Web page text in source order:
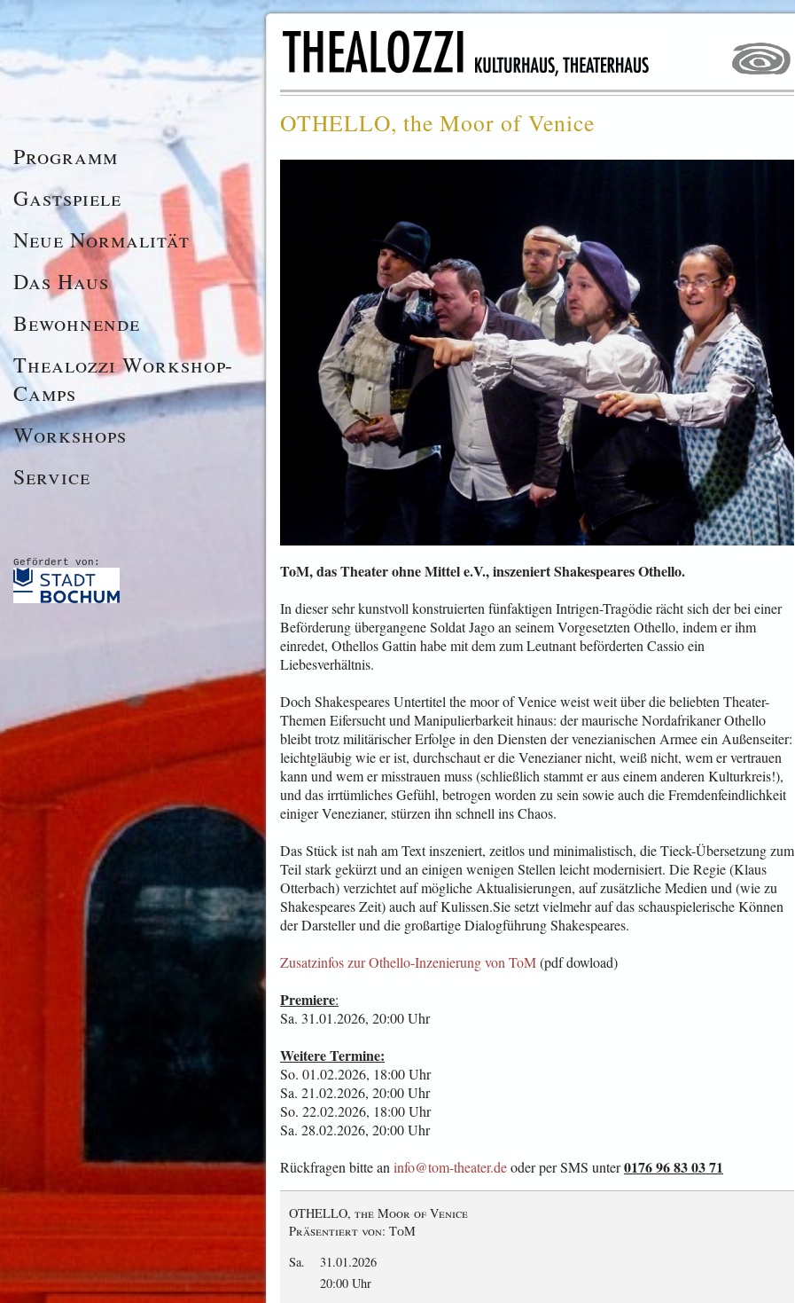
OTHELLO, the Moor of Venice
ToM, das Theater ohne Mittel e.V., inszeniert Shakespeares Othello.
In dieser sehr kunstvoll konstruierten fünfaktigen Intrigen-Tragödie rächt sich der bei einer
Beförderung übergangene Soldat Jago an seinem Vorgesetzten Othello, indem er ihm
einredet, Othellos Gattin habe mit dem zum Leutnant beförderten Cassio ein
Liebesverhältnis.
Doch Shakespeares Untertitel the moor of Venice weist weit über die beliebten Theater-
Themen Eifersucht und Manipulierbarkeit hinaus: der maurische Nordafrikaner Othello
bleibt trotz militärischer Erfolge in den Diensten der venezianischen Armee ein Außenseiter:
leichtgläubig wie er ist, durchschaut er die Venezianer nicht, weiß nicht, wem er vertrauen
kann und wem er misstrauen muss (schließlich stammt er aus einem anderen Kulturkreis!),
und das irrtümliches Gefühl, betrogen worden zu sein sowie auch die Fremdenfeindlichkeit
einiger Venezianer, stürzen ihn schnell ins Chaos.
Das Stück ist nah am Text inszeniert, zeitlos und minimalistisch, die Tieck-Übersetzung zum
Teil stark gekürzt und an einigen wenigen Stellen leicht modernisiert. Die Regie (Klaus
Otterbach) verzichtet auf mögliche Aktualisierungen, auf zusätzliche Medien und (wie zu
Shakespeares Zeit) auch auf Kulissen.Sie setzt vielmehr auf das schauspielerische Können
der Darsteller und die großartige Dialogführung Shakespeares.
Zusatzinfos zur Othello-Inzenierung von ToM(pdf dowload)
Premiere:
Sa. 31.01.2026, 20:00 Uhr
Weitere Termine:
So. 01.02.2026, 18:00 Uhr
Sa. 21.02.2026, 20:00 Uhr
So. 22.02.2026, 18:00 Uhr
Sa. 28.02.2026, 20:00 Uhr
Rückfragen bitte an info@tom-theater.deoder per SMS unter0176 96 83 03 71
OTHELLO, the Moor of Venice
Präsentiert von: ToM
Sa.
31.01.2026
20:00 Uhr
Programm
Gastspiele
Neue Normalität
Das Haus
Bewohnende
Thealozzi Workshop-
Camps
Workshops
Service
Gefördert von: